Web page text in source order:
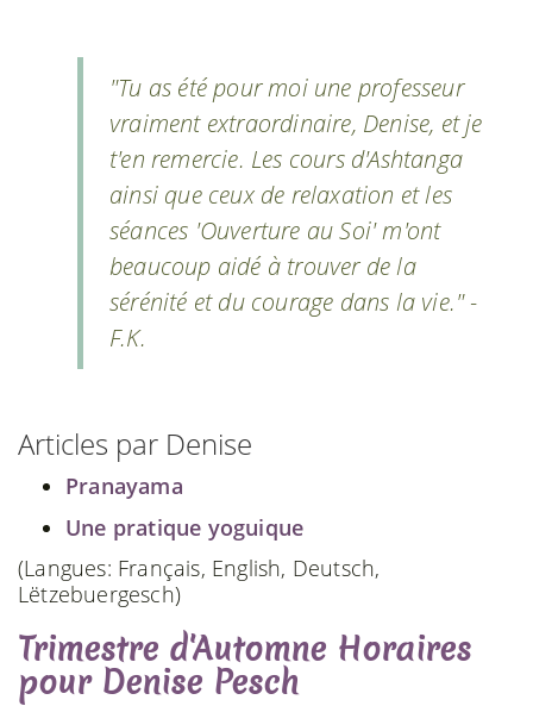
"Tu as été pour moi une professeur
vraiment extraordinaire, Denise, et je
t'en remercie. Les cours d'Ashtanga
ainsi que ceux de relaxation et les
séances 'Ouverture au Soi' m'ont
beaucoup aidé à trouver de la
sérénité et du courage dans la vie." -
F.K.
Articles par Denise
Pranayama
Une pratique yoguique
(Langues: Français, English, Deutsch,
Lëtzebuergesch)
Trimestre d'Automne Horaires
pour Denise Pesch